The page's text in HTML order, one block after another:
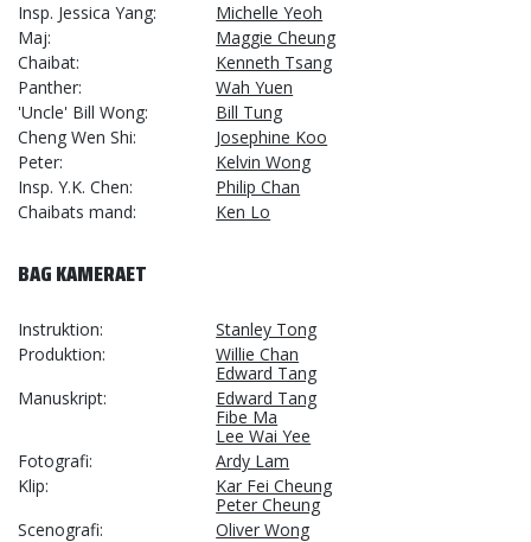
Insp. Jessica Yang
Michelle Yeoh
Maj
Maggie Cheung
Chaibat
Kenneth Tsang
Panther
Wah Yuen
'Uncle' Bill Wong
Bill Tung
Cheng Wen Shi
Josephine Koo
Peter
Kelvin Wong
Insp. Y.K. Chen
Philip Chan
Chaibats mand
Ken Lo
BAG KAMERAET
Instruktion
Stanley Tong
Produktion
Willie Chan
Edward Tang
Manuskript
Edward Tang
Fibe Ma
Lee Wai Yee
Fotografi
Ardy Lam
Klip
Kar Fei Cheung
Peter Cheung
Scenografi
Oliver Wong